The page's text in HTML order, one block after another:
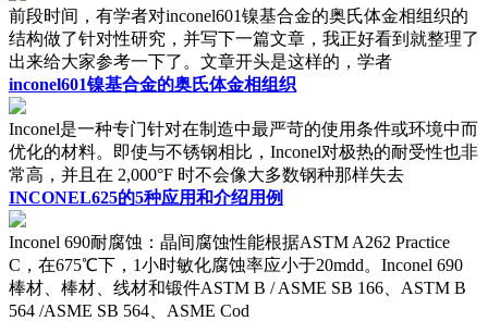
前段时间，有学者对inconel601镍基合金的奥氏体金相组织的
结构做了针对性研究，并写下一篇文章，我正好看到就整理了
出来给大家参考一下了。文章开头是这样的，学者
inconel601镍基合金的奥氏体金相组织
Inconel是一种专门针对在制造中最严苛的使用条件或环境中而
优化的材料。即使与不锈钢相比，Inconel对极热的耐受性也非
常高，并且在 2,000°F 时不会像大多数钢种那样失去
INCONEL625的5种应用和介绍用例
Inconel 690耐腐蚀：晶间腐蚀性能根据ASTM A262 Practice
C，在675℃下，1小时敏化腐蚀率应小于20mdd。Inconel 690
棒材、棒材、线材和锻件ASTM B / ASME SB 166、ASTM B
564 /ASME SB 564、ASME Cod